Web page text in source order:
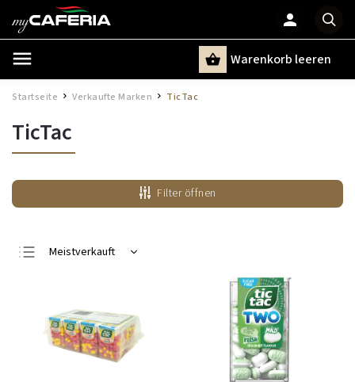
Warenkorb leeren
Startseite / Verkaufte Marken / TicTac
TicTac
Filter öffnen
Meistverkauft
Alphabetisch